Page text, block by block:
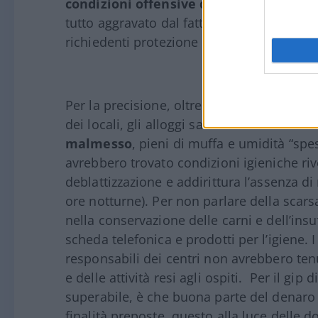
condizioni offensive dei diritti e della
tutto aggravato dal fatto che le persone
richiedenti protezione internazionale.
Per la precisione, oltre ad accogliere un
dei locali, gli alloggi sarebbero stati
malmesso, pieni di muffa e umidità
avrebbero trovato condizioni igieniche
deblattizzazione e addirittura l’assenza
ore notturne). Per non parlare della
nella conservazione delle carni e
scheda telefonica e prodotti per l’igiene.
responsabili dei centri non avrebbero
e delle attività resi agli ospiti. Per il gip
superabile, è che buona parte del